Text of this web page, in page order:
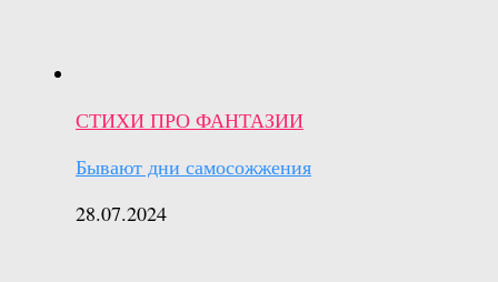
СТИХИ ПРО ФАНТАЗИИ
Бывают дни самосожжения
28.07.2024